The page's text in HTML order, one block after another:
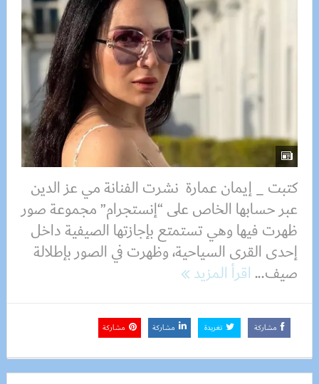
كتبت _ إيمان عمارة نشرت الفنانة مي عز الدين
عبر حسابها الخاص على “إنستجرام” مجموعة صور
ظهرت فيها وهي تستمتع بإجازتها الصيفية داخل
إحدى القرى السياحية، وظهرت في الصور بإطلالة
صيف...اقرأ المزيد
مشاركة تغريدة مشاركة مشاركة